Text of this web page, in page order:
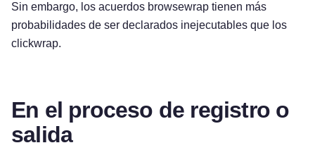
Sin embargo, los acuerdos browsewrap tienen más
probabilidades de ser declarados inejecutables que los
clickwrap.
En el proceso de registro o
salida